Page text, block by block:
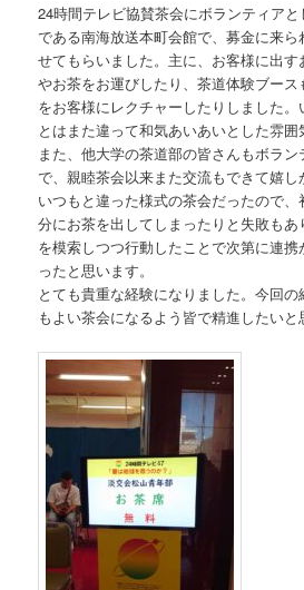
24時間テレビ協賛茶会にボランティア
である南海放送本町会館で、募金に来ら
せてもらいました。主に、お客様に出
やお茶をお運びしたり、茶道体験ブー
をお客様にレクチャーしたりしました
とはまた違って和気あいあいとした雰
また、他大学の茶道部の皆さんもボラ
で、親睦茶会以来また交流もできて嬉し
いつもと違った様式の茶会だったので
分にお茶を出してしまったりと失敗も
を模索しつつ行動したことで次第に連
ったと思います。
とても貴重な経験になりました。今回
もよい茶会になるよう皆で精進したいと